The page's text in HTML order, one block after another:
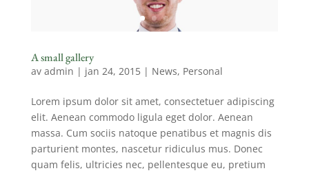
A small gallery
av admin | jan 24, 2015| News, Personal
Lorem ipsum dolor sit amet, consectetuer adipiscing
elit. Aenean commodo ligula eget dolor. Aenean
massa. Cum sociis natoque penatibus et magnis dis
parturient montes, nascetur ridiculus mus. Donec
quam felis, ultricies nec, pellentesque eu, pretium